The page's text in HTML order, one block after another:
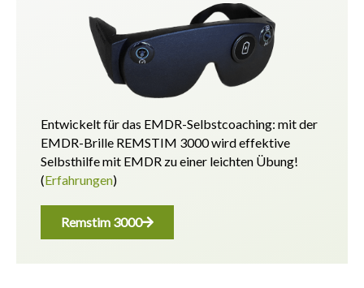
Entwickelt für das EMDR-Selbstcoaching: mit der
EMDR-Brille REMSTIM 3000 wird effektive
Selbsthilfe mit EMDR zu einer leichten Übung!
(Erfahrungen)
Remstim 3000